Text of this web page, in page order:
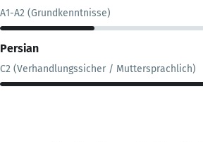
A1-A2 (Grundkenntnisse)
Persian
C2 (Verhandlungssicher / Muttersprachlich)